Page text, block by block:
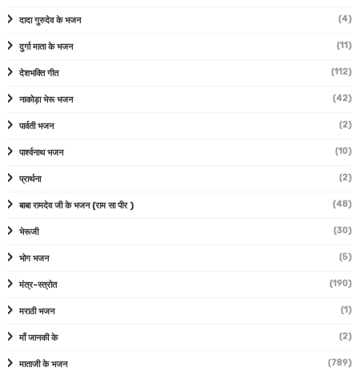
दादा गुरुदेव के भजन (4)
दुर्गा माता के भजन (11)
देशभक्ति गीत (112)
नाकोड़ा भेरू भजन (42)
पार्वती भजन (2)
पार्श्वनाथ भजन (10)
प्रार्थना (2)
बाबा रामदेव जी के भजन (राम सा पीर ) (48)
भेरूजी (30)
भोग भजन (5)
मंत्र-स्त्रोत (190)
मराठी भजन (1)
माँ जानकी के (2)
माताजी के भजन (789)